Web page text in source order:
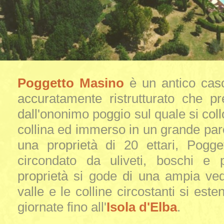
Poggetto Masino è un antico
accuratamente ristrutturato che
dall'ononimo poggio sul quale si
collina ed immerso in un grande
una proprietà di 20 ettari,
circondato da uliveti, boschi e
proprietà si gode di una ampia
valle e le colline circostanti si
giornate fino all'Isola d'Elba.